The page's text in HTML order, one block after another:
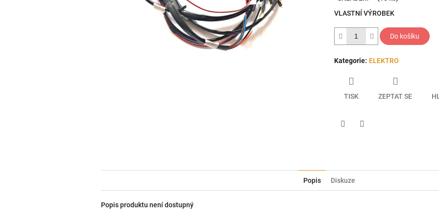
hvězdiček.
VLASTNÍ VÝROBEK
Do košíku
Kategorie: ELEKTRO
TISK ZEPTAT SE
Popis Diskuze
Popis produktu není dostupný